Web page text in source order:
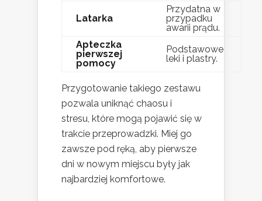
Latarka
Przydatna w
przypadku
awarii prądu.
Apteczka
pierwszej
pomocy
Podstawowe
leki i plastry.
Przygotowanie takiego zestawu
pozwala uniknąć chaosu i
stresu, które mogą pojawić się w
trakcie przeprowadzki. Miej go
zawsze pod ręką, aby pierwsze
dni w nowym miejscu były jak
najbardziej komfortowe.